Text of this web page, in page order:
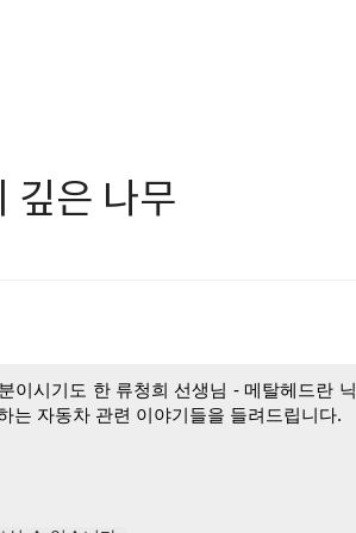
깊은 나무
이시기도 한 류청희 선생님 - 메탈헤드란 닉
는 자동차 관련 이야기들을 들려드립니다.